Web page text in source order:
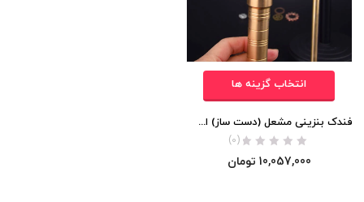
انتخاب گزینه ها
فندک بنزینی مشعل (دست ساز) اورجینال
(0)
10,057,000 تومان